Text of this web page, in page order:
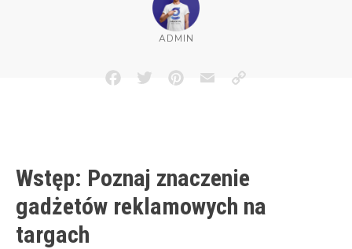
ADMIN
FacebookTwitterPinterestEmailCopy
Wstęp: Poznaj znaczenie
gadżetów reklamowych na
targach